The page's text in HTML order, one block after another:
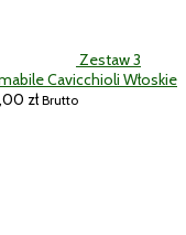
Zestaw 3
Cavicchioli Włoskie
zł Brutto